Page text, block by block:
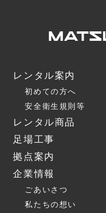
レンタル案内
初めての方へ
安全衛生規則等
レンタル商品
足場工事
拠点案内
企業情報
ごあいさつ
私たちの想い